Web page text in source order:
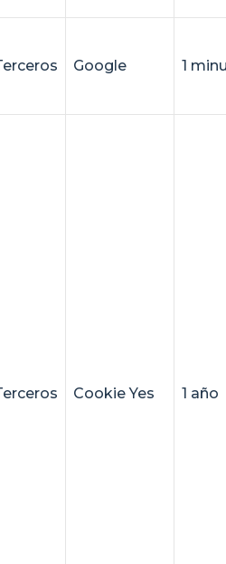
Google 1
Cookie Yes 1 año